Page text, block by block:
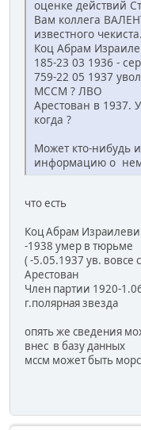
оценке действий
Вам коллега
известного
Коц Абрам
185-23 03 1936 -
759-22 05 1937
МССМ ? ЛВО
Арестован в 1937.
когда ?
Может кто-нибудь
информацию о
что есть
Коц Абрам
-1938 умер в тюрьме
( -5.05.1937 ув. вовсе
Арестован
Член партии 1920-
г.полярная звезда
опять же сведения
внес в базу данных
мссм может быть